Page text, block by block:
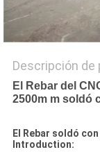
PRIVACY
POLICY
Descripción de
El Rebar del
2500m m soldó
El Rebar soldó
Introduction: